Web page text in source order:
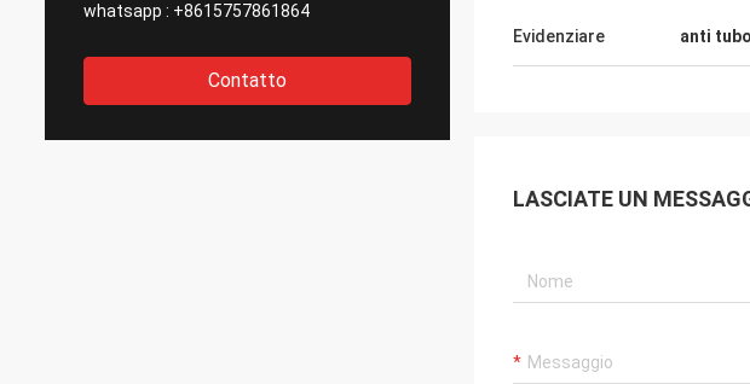
whatsapp : +8615757861864
Contatto
Evidenziare anti
LASCIATE UN